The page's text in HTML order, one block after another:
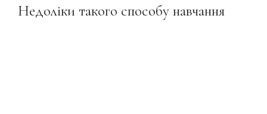
Недоліки такого способу навчання